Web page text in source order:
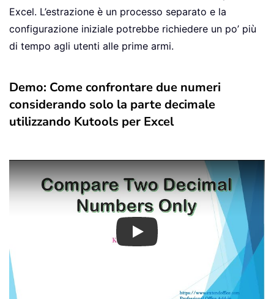
Excel. L’estrazione è un processo separato e la
configurazione iniziale potrebbe richiedere un po’ più
di tempo agli utenti alle prime armi.
Demo: Come confrontare due numeri
considerando solo la parte decimale
utilizzando Kutools per Excel
Play